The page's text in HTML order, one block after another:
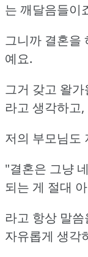
는 깨달음들이
그니까 결혼을
예요.
그거 갖고 왈
라고 생각하고,
저의 부모님도
"결혼은 그냥
되는 게 절대
라고 항상 말
자유롭게 생각